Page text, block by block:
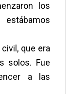
los
que era
solos. Fue
a las